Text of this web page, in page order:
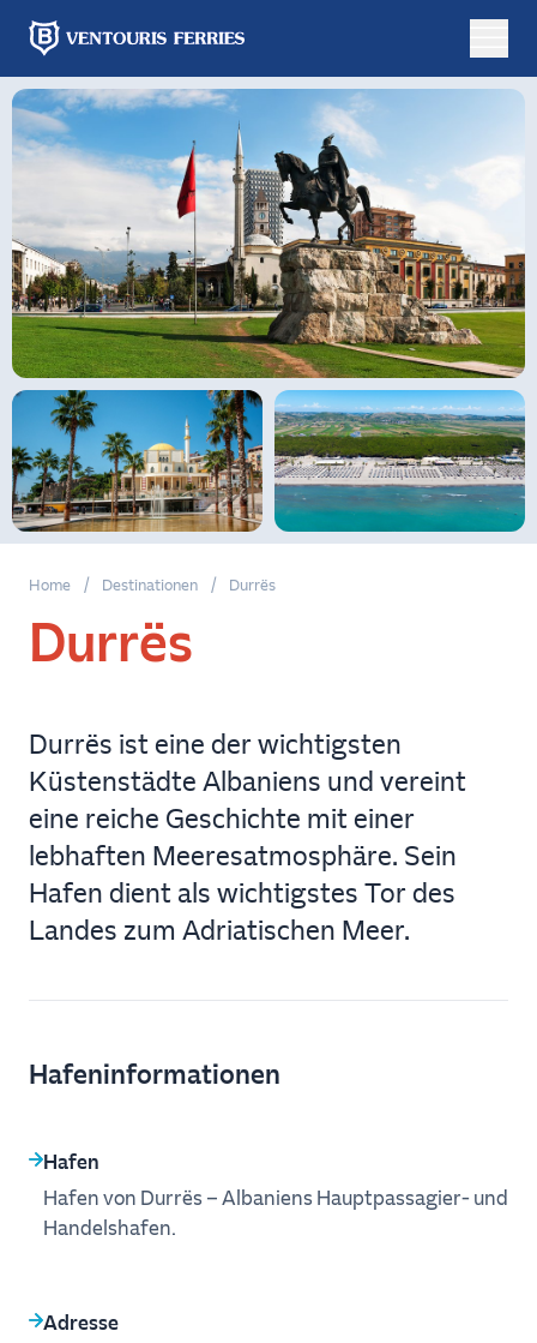
Online-
Buchung
Hin-
und
Rückfahrt
Einfachfahrt
Von
Nach
Rückkehr
Jetzt
Home / Destinationen / Durrës
Durrës
Durrës ist eine der wichtigsten
Küstenstädte Albaniens und vereint
eine reiche Geschichte mit einer
lebhaften Meeresatmosphäre. Sein
Hafen dient als wichtigstes Tor des
Landes zum Adriatischen Meer.
Hafeninformationen
Hafen
Hafen von Durrës – Albaniens Hauptpassagier‑ und
Handelshafen.
Adresse